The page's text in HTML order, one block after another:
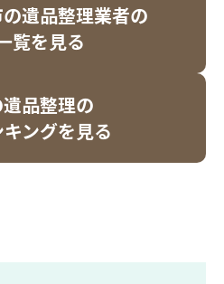
遺品整理業者の
覧を見る
品整理の
ングを見る